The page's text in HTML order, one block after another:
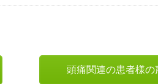
頭痛関連の患者様の